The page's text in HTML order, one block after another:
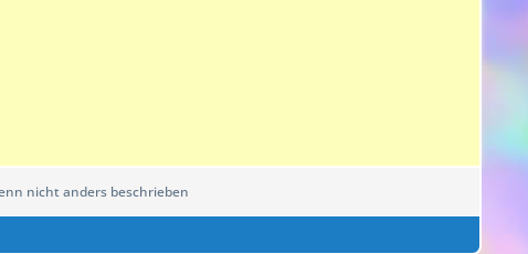
nicht anders beschrieben